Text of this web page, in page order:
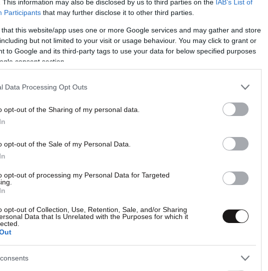
This information may also be disclosed by us to third parties on the IAB’s List of
Participants that may further disclose it to other third parties.
that this website/app uses one or more Google services and may gather and store
but not limited to your visit or usage behaviour. You may click to grant or
to Google and its third-party tags to use your data for below specified purposes
consent section.
Data Processing Opt Outs
opt-out of the Sharing of my personal data.
opt-out of the Sale of my Personal Data.
opt-out of processing my Personal Data for Targeted
opt-out of Collection, Use, Retention, Sale, and/or Sharing
Data that Is Unrelated with the Purposes for which it
κοινωνικές και νομικές εκθέσεις και
εισηγείται θετικά ή αρνητικά προς τον
απόφαση λαμβάνεται από τον πρόεδρο και
τον υπουργό Δικαιοσύνης.
η τότε υπουργός Δικαιοσύνης,
εισηγηθεί θετικά για τον Κ. Έντρε
τελικά η Γιούντιτ Βάργκα συνυπέγραψε το
η υπόθεση αποσπάστηκε από την κανονική
να αλλάξει η αρχική εισήγηση του υπουργείου.
περιπτώσεις αποφασίστηκε κάτι
η υπουργός Δικαιοσύνης, γεγονός που,
για τον τρόπο λειτουργίας του
του Βίκτορ Όρμπαν